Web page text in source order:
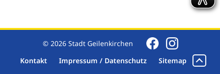
© 2026 Stadt Geilenkirchen
Kontakt
Impressum / Datenschutz Sitemap